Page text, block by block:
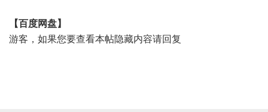
【百度网盘】
游客，如果您要查看本帖隐藏内容请回复